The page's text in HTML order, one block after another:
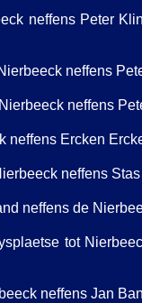
neffens Peter
neffens
neffens
Ercken
neffens
neffens de
tot
neffens Jan